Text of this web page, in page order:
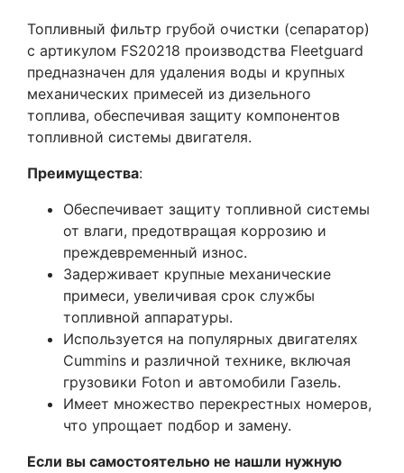
Топливный фильтр грубой очистки (сепаратор)
с артикулом FS20218 производства Fleetguard
предназначен для удаления воды и крупных
механических примесей из дизельного
топлива, обеспечивая защиту компонентов
топливной системы двигателя.
Преимущества:
Обеспечивает защиту топливной системы
от влаги, предотвращая коррозию и
преждевременный износ.
Задерживает крупные механические
примеси, увеличивая срок службы
топливной аппаратуры.
Используется на популярных двигателях
Cummins и различной технике, включая
грузовики Foton и автомобили Газель.
Имеет множество перекрестных номеров,
что упрощает подбор и замену.
Если вы самостоятельно не нашли нужную